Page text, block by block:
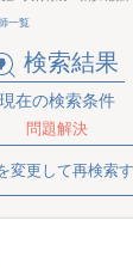
一覧
検索結果
現在の検索条件
問題解決
変更して再検索